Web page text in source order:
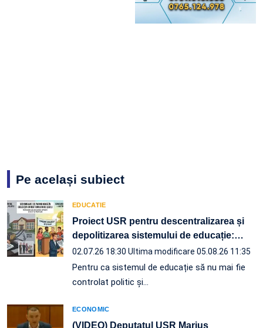
Pe același subiect
EDUCATIE
Proiect USR pentru descentralizarea și
depolitizarea sistemului de educație:…
02.07.26 18:30 Ultima modificare 05.08.26 11:35
Pentru ca sistemul de educație să nu mai fie
controlat politic și…
ECONOMIC
(VIDEO) Deputatul USR Marius